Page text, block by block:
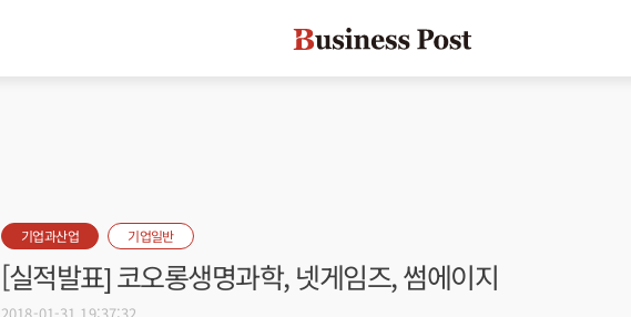
기업과산업 기업일반
[실적발표] 코오롱생명과학, 넷게임즈, 썸에이지